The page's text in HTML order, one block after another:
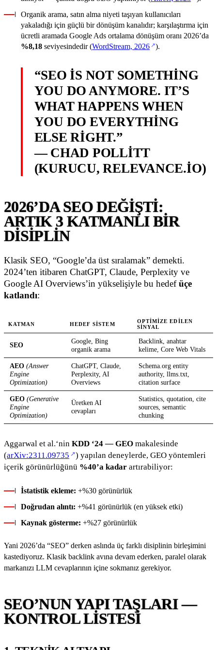
Organik arama, satın alma niyeti taşıyan kullanıcıları
yakaladığı için güçlü bir dönüşüm kanalıdır; karşılaştırma için
ücretli aramada Google Ads ortalama dönüşüm oranı 2026’da
%8,18 seviyesindedir (WordStream, 2026(yeni sekmede açılır)
).
“SEO IS NOT SOMETHING
YOU DO ANYMORE. IT’S
WHAT HAPPENS WHEN
YOU DO EVERYTHING
ELSE RIGHT.”
— CHAD POLLITT
(KURUCU, RELEVANCE.IO)
2026’DA SEO DEĞIŞTI:
ARTIK 3 KATMANLI BIR
DISIPLIN
Klasik SEO, “Google’da üst sıralamak” demekti.
2024’ten itibaren ChatGPT, Claude, Perplexity ve
Google AI Overviews’in yükselişiyle bu hedefüçe
katlandı:
KATMAN HEDEF SISTEM
OPTIMIZE EDILEN
SINYAL
SEO
Google, Bing
organik arama
Backlink, anahtar
kelime, Core Web Vitals
AEO (Answer
Engine
Optimization)
ChatGPT, Claude,
Perplexity, AI
Overviews
Schema.org entity
authority, llms.txt,
citation surface
GEO (Generative
Engine
Optimization)
Üretken AI
cevapları
Statistics, quotation, cite
sources, semantic
chunking
Aggarwal et al.‘nin KDD ‘24 — GEO makalesinde
(arXiv:2311.09735 (yeni sekmede açılır)
) yapılan deneylerde, GEO yöntemleri
içerik görünürlüğünü %40’a kadar artırabiliyor:
İstatistik ekleme: +%30 görünürlük
Doğrudan alıntı: +%41 görünürlük (en yüksek etki)
Kaynak gösterme: +%27 görünürlük
Yani 2026’da “SEO” derken aslında üç farklı disiplinin birleşimini
kastediyoruz. Klasik backlink avına devam ederken, paralel olarak
markanızı LLM cevaplarının içine sokmanız gerekiyor.
SEO’NUN YAPI TAŞLARI —
KONTROL LISTESI